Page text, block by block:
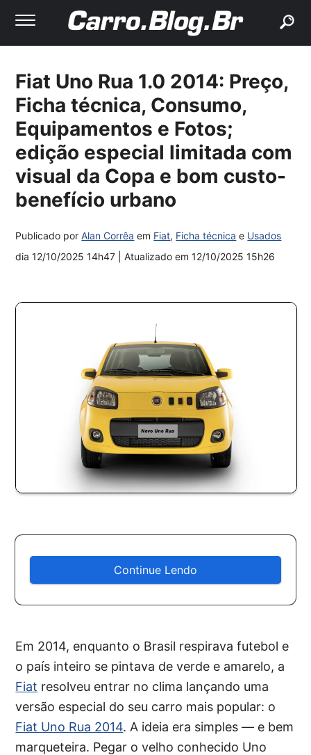
Fiat Uno Rua 1.0 2014: Preço,
Ficha técnica, Consumo,
Equipamentos e Fotos;
edição especial limitada com
visual da Copa e bom custo-
benefício urbano
Publicado porAlan Corrêa em Fiat, Ficha técnica e Usados
dia12/10/2025 14h47 | Atualizado em12/10/2025 15h26
Continue Lendo
Em 2014, enquanto o Brasil respirava futebol e
o país inteiro se pintava de verde e amarelo, a
Fiat resolveu entrar no clima lançando uma
versão especial do seu carro mais popular: o
Fiat Uno Rua 2014. A ideia era simples — e bem
marqueteira. Pegar o velho conhecido Uno